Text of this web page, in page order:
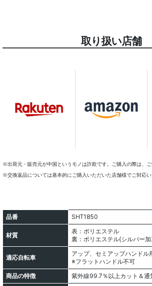
取り扱い店舗
※出荷元・販売元が中国というモノは詐欺です。ご購入の際は、ご
※交換返品については基本的にご購入いただいた店舗様でご対応い
品番 SHT1850
材質
表：ポリエステル
裏：ポリエステル(シルバー加
適応自転車
アップ、セミアップハンドル
※フラットハンドル不可
商品の特徴
紫外線99.7％以上カット＆通